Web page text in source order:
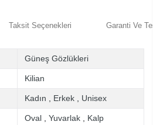
Taksit Seçenekleri Garanti Ve
Güneş Gözlükleri
Kilian
Kadın Erkek Unisex
Oval Yuvarlak Kalp